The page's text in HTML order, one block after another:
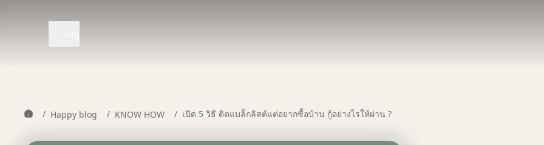
/ Happy blog / KNOW HOW / เปิด 5 วิธี ติดแบล็กลิสต์แต่อยากซื้อบ้าน กู้อย่างไรให้ผ่าน ?